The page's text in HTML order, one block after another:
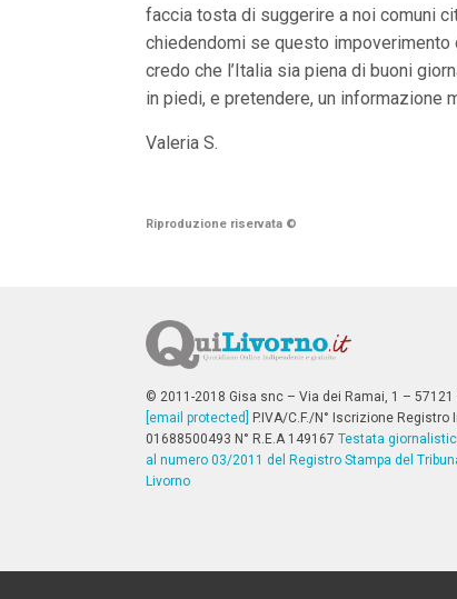
i
a
l
V
i
o
faccia tosta di suggerire a noi comuni
chiedendomi se questo
credo che l’Italia sia piena di buoni
in piedi, e pretendere, un informazione
Valeria S.
Riproduzione riservata ©
© 2011-2018 Gisa snc – Via dei Ramai, 1 – 57121
[email protected]
P.IVA/C.F./N° Iscrizione Registro
01688500493 N° R.E.A 149167Testata
al numero 03/2011 del Registro Stampa del
Livorno